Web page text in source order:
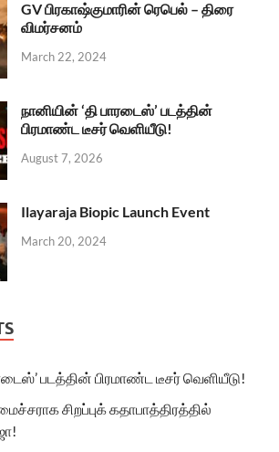
GV பிரகாஷ்குமாரின் ரெபெல் – திரை
விமர்சனம்
March 22, 2024
நானியின் ‘தி பாரடைஸ்’ படத்தின்
பிரமாண்ட டீசர் வெளியீடு!
August 7, 2026
Ilayaraja Biopic Launch Event
March 20, 2024
படத்தின் பிரமாண்ட டீசர் வெளியீடு!
சிறப்புக் கதாபாத்திரத்தில்